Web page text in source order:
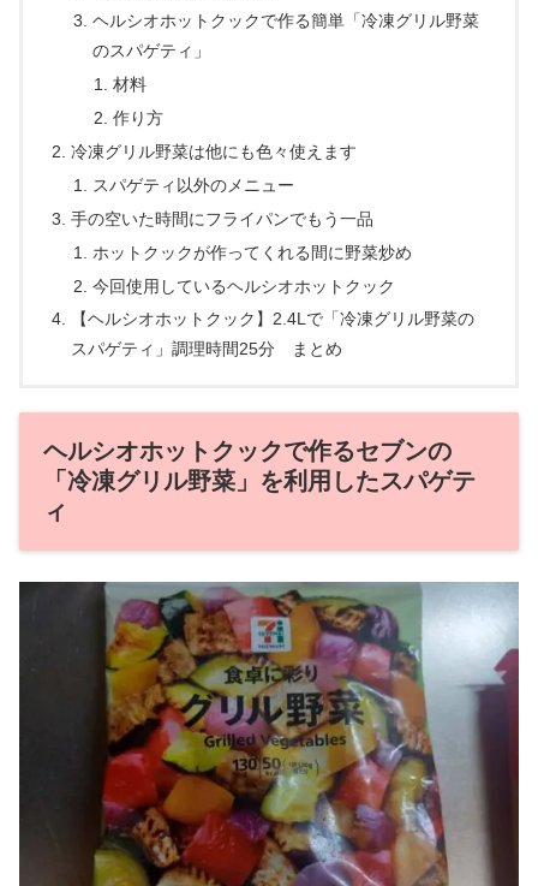
ヘルシオホットクックで作る簡単「冷凍グリル野菜
のスパゲティ」
材料
作り方
冷凍グリル野菜は他にも色々使えます
スパゲティ以外のメニュー
手の空いた時間にフライパンでもう一品
ホットクックが作ってくれる間に野菜炒め
今回使用しているヘルシオホットクック
【ヘルシオホットクック】2.4Lで「冷凍グリル野菜の
スパゲティ」調理時間25分 まとめ
ヘルシオホットクックで作るセブンの
「冷凍グリル野菜」を利用したスパゲテ
ィ